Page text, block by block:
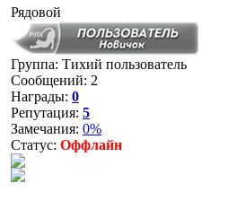
Рядовой
Группа: Тихий пользователь
Сообщений: 2
Награды: 0
Репутация: 5
Замечания: 0%
Статус: Оффлайн